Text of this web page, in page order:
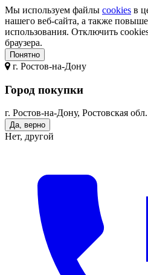
Мы используем файлы cookies в
нашего веб-сайта, а также
использования. Отключить
браузера.
Понятно
г. Ростов-на-Дону
Город покупки
г. Ростов-на-Дону, Ростовская обл.
Да, верно
Нет, другой